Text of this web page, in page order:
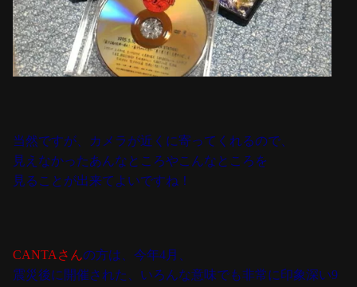
当然ですが、カメラが近くに寄ってくれるので、
見えなかったあんなところやこんなところを
見ることが出来てよいですね！
CANTAさんの方は、今年4月、
震災後に開催された、いろんな意味でも非常に印象深い9